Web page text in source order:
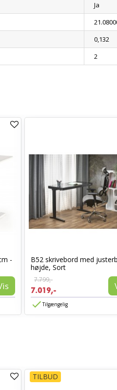
Ja
0,132
2
-
B52 skrivebord med
højde, Sort
7.799,-
7.019,-
Tilgængelig
TILBUD